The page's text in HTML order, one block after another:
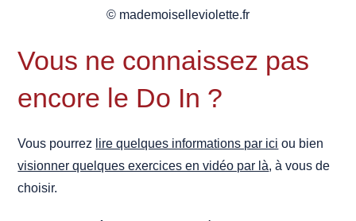
© mademoiselleviolette.fr
Vous ne connaissez pas
encore le Do In ?
Vous pourrez lire quelques informations par ici ou bien
visionner quelques exercices en vidéo par là, à vous de
choisir.